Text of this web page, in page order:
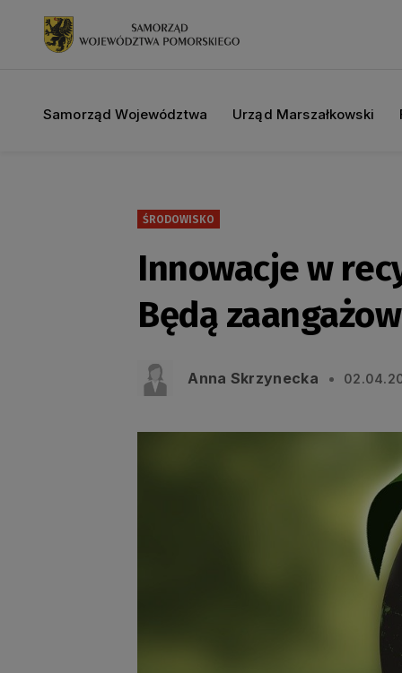
Samorząd Województwa Urząd Marszałkowski
ŚRODOWISKO
Innowacje w
Będą
Anna Skrzynecka